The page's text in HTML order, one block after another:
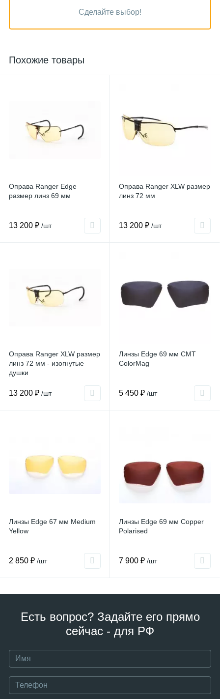
Сделайте выбор!
Похожие товары
Оправа Ranger Edge
размер линз 69 мм
13 200 ₽ /шт
Оправа Ranger XLW размер
линз 72 мм
13 200 ₽ /шт
Оправа Ranger XLW размер
линз 72 мм - изогнутые
душки
13 200 ₽ /шт
Линзы Edge 69 мм CMT
ColorMag
5 450 ₽ /шт
Линзы Edge 67 мм Medium
Yellow
2 850 ₽ /шт
Линзы Edge 69 мм Copper
Polarised
7 900 ₽ /шт
Есть вопрос? Задайте его прямо
сейчас - для РФ